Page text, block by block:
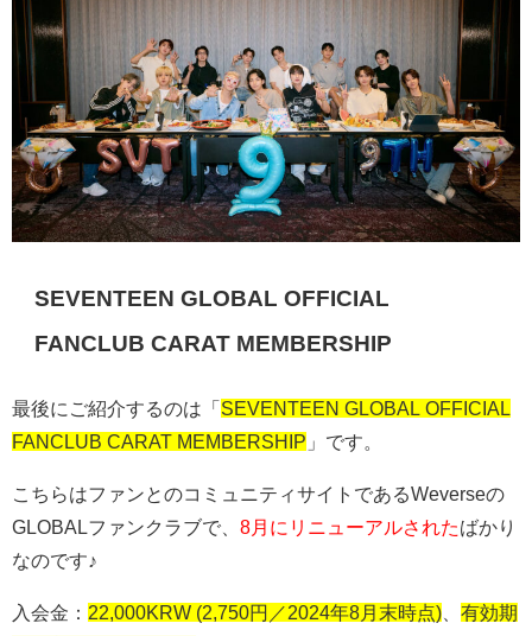
SEVENTEEN GLOBAL OFFICIAL
FANCLUB CARAT MEMBERSHIP
最後にご紹介するのは「 SEVENTEEN GLOBAL OFFICIAL
FANCLUB CARAT MEMBERSHIP 」です。
こちらはファンとのコミュニティサイトであるWeverseの
GLOBALファンクラブで、 8月にリニューアルされたばかり
なのです♪
入会金： 22,000KRW (2,750円／2024年8月末時点)
有効期